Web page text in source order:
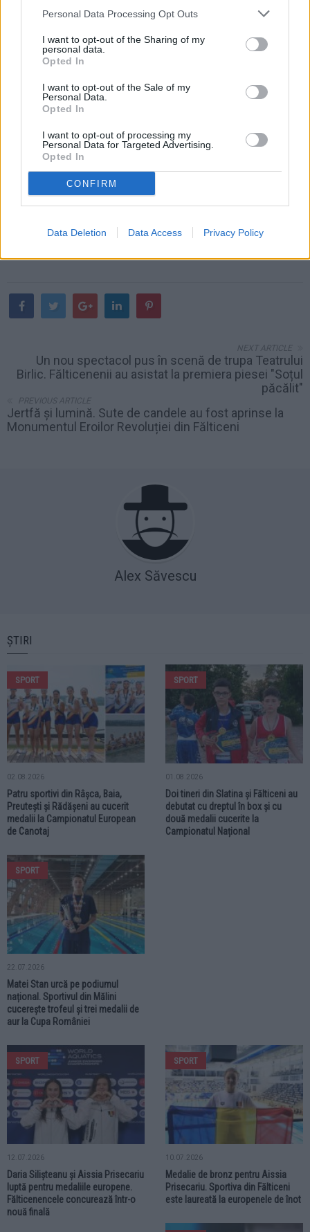
Personal Data Processing Opt Outs
I want to opt-out of the Sharing of my
personal data.
Opted In
I want to opt-out of the Sale of my
Personal Data.
Opted In
I want to opt-out of processing my
Personal Data for Targeted Advertising.
Opted In
CONFIRM
Data Deletion Data Access Privacy Policy
NEXT ARTICLE
Un nou spectacol pus în scenă de trupa Teatrului
Birlic. Fălticenenii au asistat la premiera piesei "Soțul
păcălit"
PREVIOUS ARTICLE
Jertfă și lumină. Sute de candele au fost aprinse la
Monumentul Eroilor Revoluției din Fălticeni
Alex Săvescu
ȘTIRI
SPORT
02.08.2026
Patru sportivi din Râșca, Baia,
Preutești și Rădășeni au cucerit
medalii la Campionatul European
de Canotaj
SPORT
01.08.2026
Doi tineri din Slatina și Fălticeni au
debutat cu dreptul în box și cu
două medalii cucerite la
Campionatul Național
SPORT
22.07.2026
Matei Stan urcă pe podiumul
național. Sportivul din Mălini
cucerește trofeul și trei medalii de
aur la Cupa României
SPORT
12.07.2026
Daria Silișteanu și Aissia Prisecariu
luptă pentru medaliile europene.
Fălticenencele concurează într-o
nouă finală
SPORT
10.07.2026
Medalie de bronz pentru Aissia
Prisecariu. Sportiva din Fălticeni
este laureată la europenele de înot